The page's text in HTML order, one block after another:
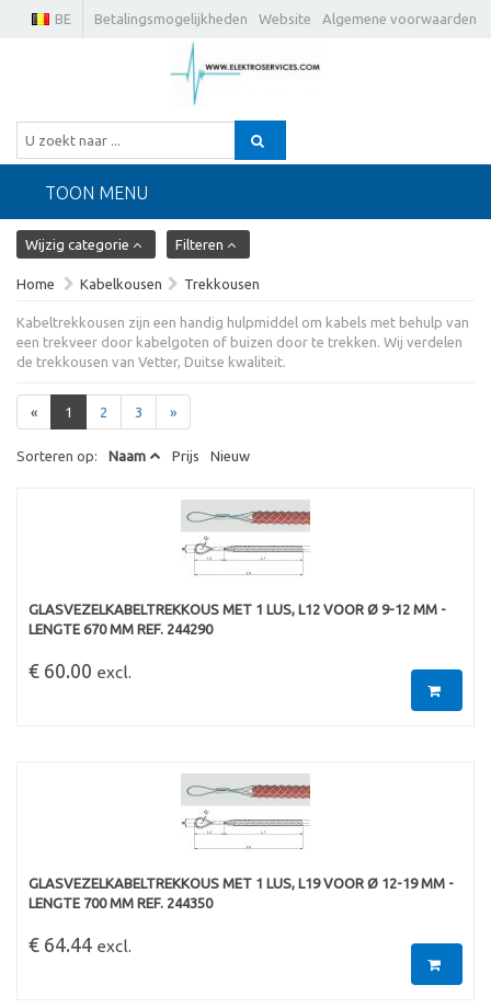
Betalingsmogelijkheden Website Algemene voorwaarden
BE
TOON MENU
Wijzig categorie Filteren
Home Kabelkousen Trekkousen
Kabeltrekkousen zijn een handig hulpmiddel om kabels met behulp van
een trekveer door kabelgoten of buizen door te trekken. Wij verdelen
de trekkousen van Vetter, Duitse kwaliteit.
« 1 2 3 »
Sorteren op: Naam Prijs Nieuw
GLASVEZELKABELTREKKOUS MET 1 LUS, L12 VOOR Ø 9-12 MM -
LENGTE 670 MM REF. 244290
€ 60.00 excl.
GLASVEZELKABELTREKKOUS MET 1 LUS, L19 VOOR Ø 12-19 MM -
LENGTE 700 MM REF. 244350
€ 64.44 excl.